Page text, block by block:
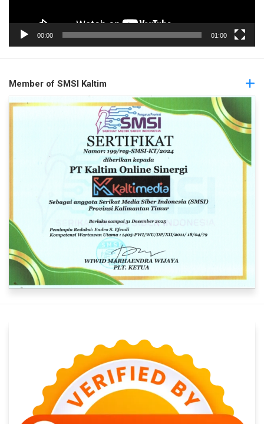
00:00 01:00
Member of SMSI Kaltim